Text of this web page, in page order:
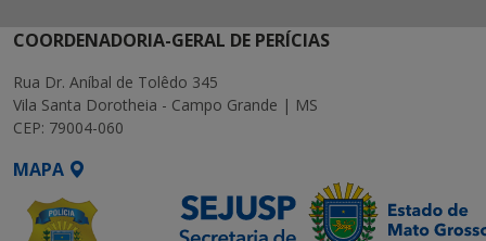
COORDENADORIA-GERAL DE PERÍCIAS
Rua Dr. Aníbal de Tolêdo 345
Vila Santa Dorotheia - Campo Grande | MS
CEP: 79004-060
MAPA